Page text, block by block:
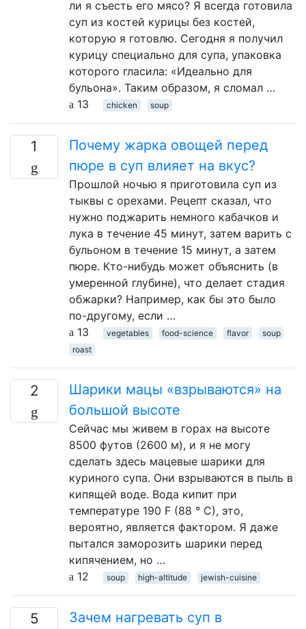
ли я съесть его мясо? Я всегда готовила
суп из костей курицы без костей,
которую я готовлю. Сегодня я получил
курицу специально для супа, упаковка
которого гласила: «Идеально для
бульона». Таким образом, я сломал …
13
chicken soup
1
Почему жарка овощей перед
пюре в суп влияет на вкус?
Прошлой ночью я приготовила суп из
тыквы с орехами. Рецепт сказал, что
нужно поджарить немного кабачков и
лука в течение 45 минут, затем варить с
бульоном в течение 15 минут, а затем
пюре. Кто-нибудь может объяснить (в
умеренной глубине), что делает стадия
обжарки? Например, как бы это было
по-другому, если …
13
vegetables food-science flavor
soup
roast
2
Шарики мацы «взрываются» на
большой высоте
Сейчас мы живем в горах на высоте
8500 футов (2600 м), и я не могу
сделать здесь мацевые шарики для
куриного супа. Они взрываются в пыль в
кипящей воде. Вода кипит при
температуре 190 F (88 ° C), это,
вероятно, является фактором. Я даже
пытался заморозить шарики перед
кипячением, но …
12
soup high-altitude jewish-cuisine
5
Зачем нагревать суп в